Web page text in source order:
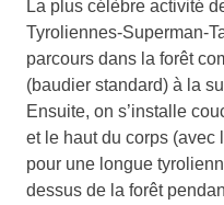
La plus célèbre activité
Tyroliennes-Superman-
parcours dans la forêt
(baudier standard) à la
Ensuite, on s’installe
et le haut du corps (avec
pour une longue
dessus de la forêt